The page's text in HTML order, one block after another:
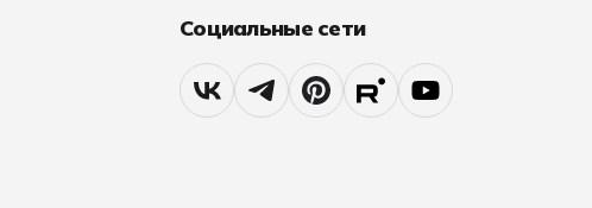
Социальные сети